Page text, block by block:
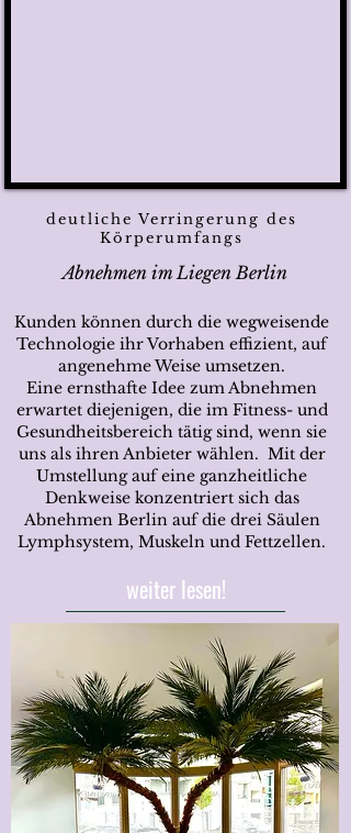
deutliche Verringerung des
Körperumfangs
Abnehmen im Liegen Berlin
Kunden können durch die wegweisende
Technologie ihr Vorhaben effizient, auf
angenehme Weise umsetzen.
Eine ernsthafte Idee zum Abnehmen
erwartet diejenigen, die im Fitness- und
Gesundheitsbereich tätig sind, wenn sie
uns als ihren Anbieter wählen. Mit der
Umstellung auf eine ganzheitliche
Denkweise konzentriert sich das
Abnehmen Berlin auf die drei Säulen
Lymphsystem, Muskeln und Fettzellen.
weiter lesen!